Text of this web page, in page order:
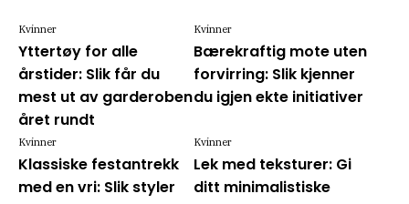
Yttertøy for alle
årstider: Slik får du
mest ut av garderoben
året rundt
Kvinner
Bærekraftig mote uten
forvirring: Slik kjenner
du igjen ekte initiativer
Kvinner
Klassiske festantrekk
med en vri: Slik styler
Kvinner
Lek med teksturer: Gi
ditt minimalistiske
Kvinner